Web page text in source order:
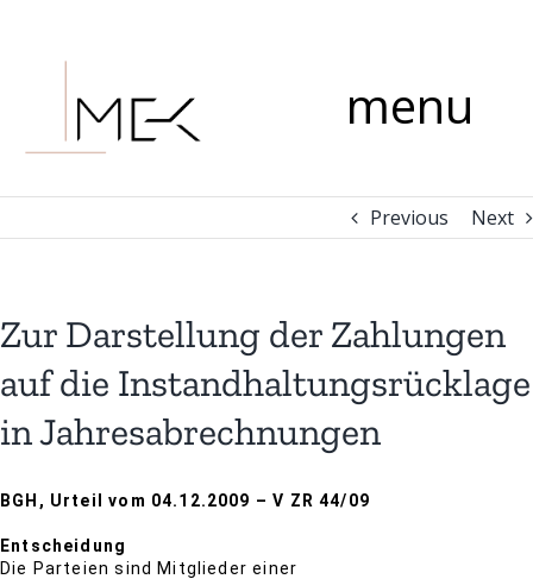
menu
Previous Next
Zur Darstellung der Zahlungen
auf die Instandhaltungsrücklage
in Jahresabrechnungen
BGH, Urteil vom 04.12.2009 – V ZR 44/09
Entscheidung
Die Parteien sind Mitglieder einer